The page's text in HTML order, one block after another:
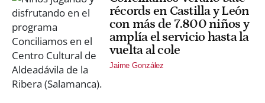
récords en Castilla y León
con más de 7.800 niños y
amplía el servicio hasta la
vuelta al cole
Jaime González